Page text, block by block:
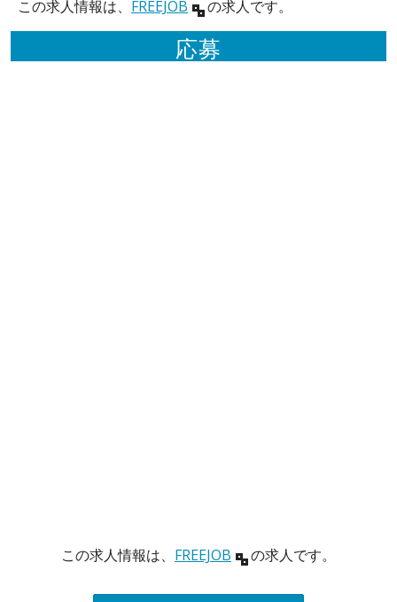
この求人情報は、 FREEJOB の求人です。
応募
この求人情報は、 FREEJOB の求人です。